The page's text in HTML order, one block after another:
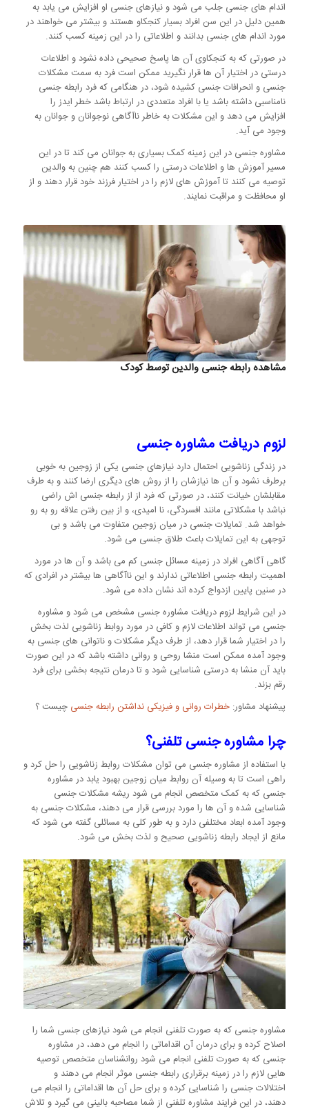
اندام های جنسی جلب می شود و نیازهای جنسی او افزایش می یابد به
همین دلیل در این سن افراد بسیار کنجکاو هستند و بیشتر می خواهند در
مورد اندام های جنسی بدانند و اطلاعاتی را در این زمینه کسب کنند.
در صورتی که به کنجکاوی آن ها پاسخ صحیحی داده نشود و اطلاعات
درستی در اختیار آن ها قرار نگیرید ممکن است فرد به سمت مشکلات
جنسی و انحرافات جنسی کشیده شود، در هنگامی که فرد رابطه جنسی
نامناسبی داشته باشد یا با افراد متعددی در ارتباط باشد خطر ایدز را
افزایش می دهد و این مشکلات به خاطر ناآگاهی نوجوانان و جوانان به
وجود می آید.
مشاوره جنسی در این زمینه کمک بسیاری به جوانان می کند تا در این
مسیر آموزش ها و اطلاعات درستی را کسب کنند هم چنین به والدین
توصیه می کنند تا آموزش های لازم را در اختیار فرزند خود قرار دهند و از
او محافظت و مراقبت نمایند.
مشاهده رابطه جنسی والدین توسط کودک
لزوم دریافت مشاوره جنسی
در زندگی زناشویی احتمال دارد نیازهای جنسی یکی از زوجین به خوبی
برطرف نشود و آن ها نیازشان را از روش های دیگری ارضا کنند و به طرف
مقابلشان خیانت کنند، در صورتی که فرد از از رابطه جنسی اش راضی
نباشد با مشکلاتی مانند افسردگی، نا امیدی، و از بین رفتن علاقه رو به رو
خواهد شد. تمایلات جنسی در میان زوجین متفاوت می باشد و بی
توجهی به این تمایلات باعث طلاق جنسی می شود.
گاهی آگاهی افراد در زمینه مسائل جنسی کم می باشد و آن ها در مورد
اهمیت رابطه جنسی اطلاعاتی ندارند و این ناآگاهی ها بیشتر در افرادی که
در سنین پایین ازدواج کرده اند نشان داده می شود.
در این شرایط لزوم دریافت مشاوره جنسی مشخص می شود و مشاوره
جنسی می تواند اطلاعات لازم و کافی در مورد روابط زناشویی لذت بخش
را در اختیار شما قرار دهد، از طرف دیگر مشکلات و ناتوانی های جنسی به
وجود آمده ممکن است منشا روحی و روانی داشته باشد که در این صورت
باید آن منشا به درستی شناسایی شود و تا درمان نتیجه بخشی برای فرد
رقم بزند.
پیشنهاد مشاور: خطرات روانی و فیزیکی نداشتن رابطه جنسی چیست ؟
چرا مشاوره جنسی تلفنی؟
با استفاده از مشاوره جنسی می توان مشکلات روابط زناشویی را حل کرد و
راهی است تا به وسیله آن روابط میان زوجین بهبود یابد در مشاوره
جنسی که به کمک متخصص انجام می شود ریشه مشکلات جنسی
شناسایی شده و آن ها را مورد بررسی قرار می دهند، مشکلات جنسی به
وجود آمده ابعاد مختلفی دارد و به طور کلی به مسائلی گفته می شود که
مانع از ایجاد رابطه زناشویی صحیح و لذت بخش می شود.
مشاوره جنسی که به صورت تلفنی انجام می شود نیازهای جنسی شما را
اصلاح کرده و برای درمان آن اقداماتی را انجام می دهد، در مشاوره
جنسی که به صورت تلفنی انجام می شود روانشناسان متخصص توصیه
هایی لازم را در زمینه برقراری رابطه جنسی موثر انجام می دهند و
اختلالات جنسی را شناسایی کرده و برای حل آن ها اقداماتی را انجام می
دهند، در این فرایند مشاوره تلفنی از شما مصاحبه بالینی می گیرد و تلاش